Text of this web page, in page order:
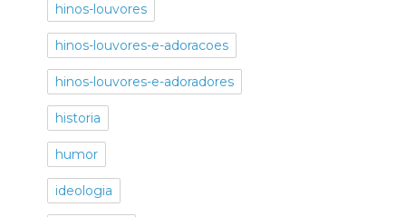
hinos-louvores
hinos-louvores-e-adoracoes
hinos-louvores-e-adoradores
historia
humor
ideologia